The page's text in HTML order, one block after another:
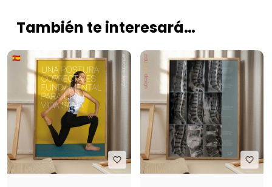
También te interesará…